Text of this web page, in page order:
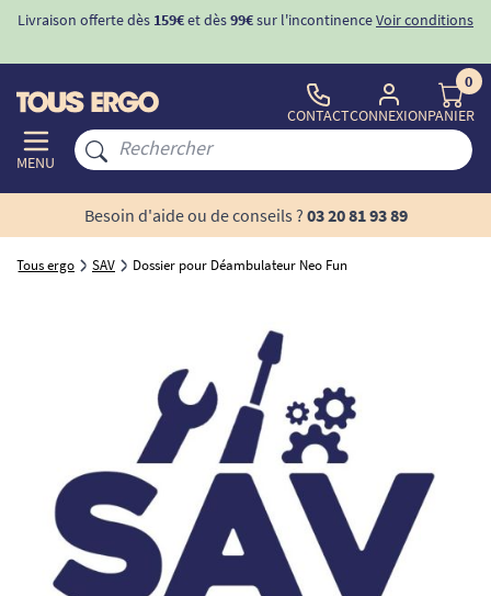
Livraison offerte dès 159€et dès99€sur l'incontinenceVoir conditions
MENU
CONTACTCONNEXION
0
PANIER
Besoin d'aide ou de conseils ? 03 20 81 93 89
Tous ergo SAV Dossier pour Déambulateur Neo Fun